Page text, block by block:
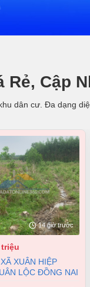
Cập
dân cư. Đa dạng
14 giờ trước
LỘC ĐỒNG NAI